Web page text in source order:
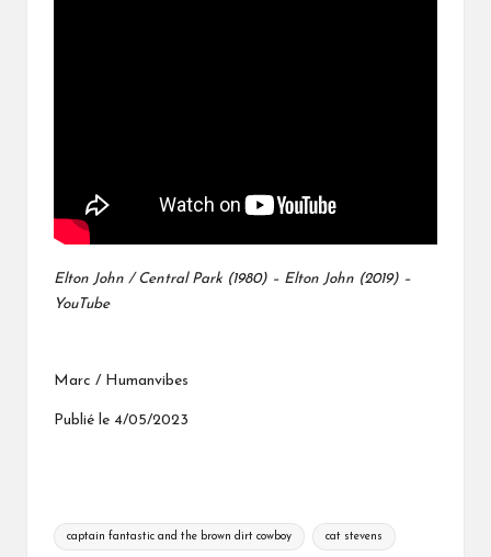
Elton John / Central Park (1980) – Elton John (2019) –
YouTube
Marc / Humanvibes
Publié le 4/05/2023
Tags:
captain fantastic and the brown dirt cowboy cat stevens